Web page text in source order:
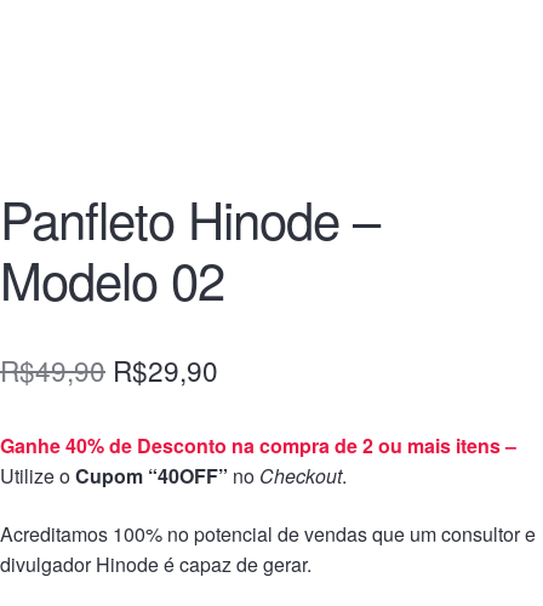
Panfleto Hinode –
Modelo 02
R$49,90 R$29,90
Ganhe 40% de Desconto na compra de 2 ou mais itens –
Utilize oCupom “40OFF” no Checkout.
Acreditamos 100% no potencial de vendas que um consultor e
divulgador Hinode é capaz de gerar.